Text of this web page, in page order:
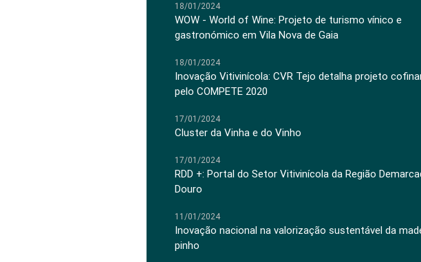
18/01/2024
WOW - World of Wine: Projeto de turismo vínico e
gastronómico em Vila Nova de Gaia
18/01/2024
Inovação Vitivinícola: CVR Tejo detalha projeto
pelo COMPETE 2020
17/01/2024
Cluster da Vinha e do Vinho
17/01/2024
RDD +: Portal do Setor Vitivinícola da Região
Douro
11/01/2024
Inovação nacional na valorização sustentável da
pinho